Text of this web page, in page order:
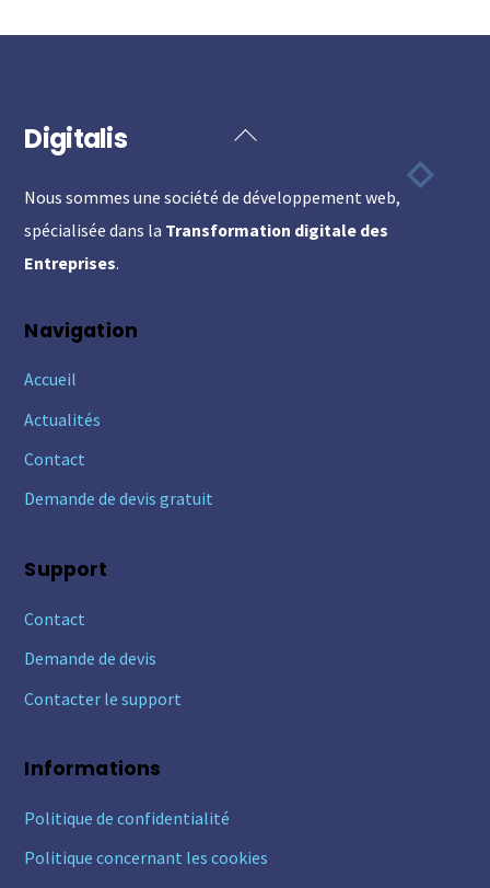
Back
Top
Digitalis
Nous sommes une société de développement web,
spécialisée dans la Transformation digitale des
Entreprises.
Navigation
Accueil
Actualités
Contact
Demande de devis gratuit
Support
Contact
Demande de devis
Contacter le support
Informations
Politique de confidentialité
Politique concernant les cookies